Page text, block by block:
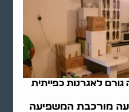
גורם לאגרנות כפייתית
מורכבת המשפיעה